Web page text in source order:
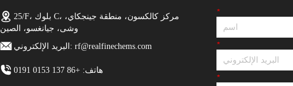
25/F، بلوك C، مركز كالكسون، منطقة جينجكاي،
وشى، جيانغسو، الصين
البريد الإلكتروني: rf@realfinechems.com
هاتف: +86 137 0153 0191
*
*
*